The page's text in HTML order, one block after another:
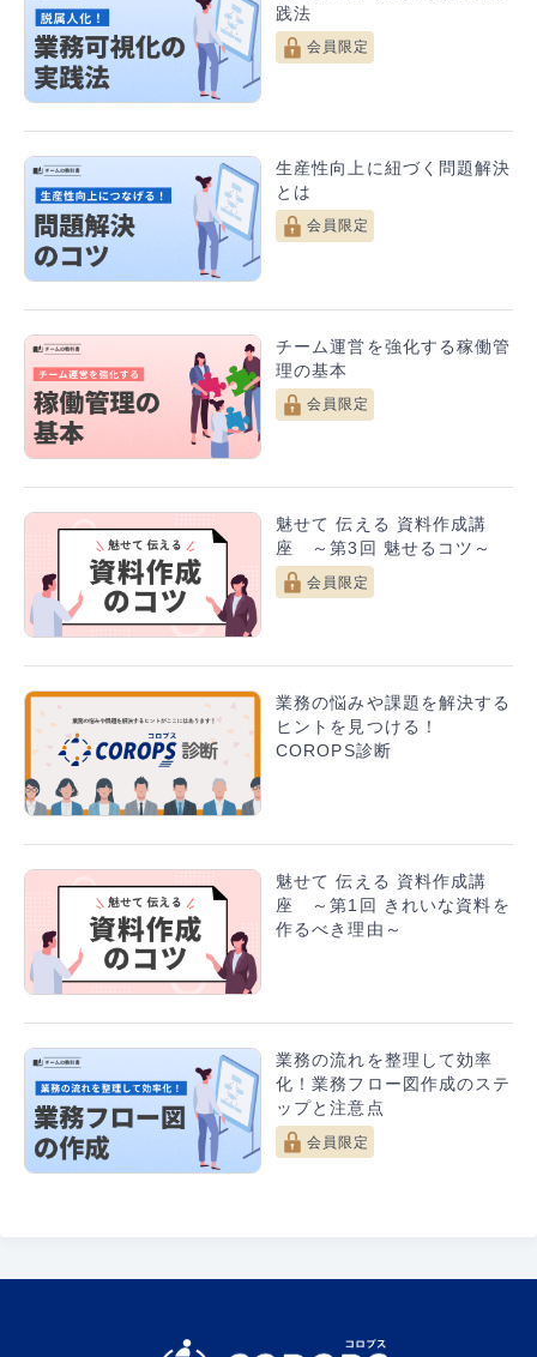
▶▶第1回 きれいな資料を作るべき理由 はこ
ちら
い、行動を促すことです。
しかし、情報が過多であったり、伝えたいポイントが散
乱している資料だと相手の理解を得ることは難しいで
す。
ではどのようなことに気を付ければ伝わる資料が作れる
ようになるのでしょうか？
▶▶第3回 魅せるコツ はこちら
資料を魅力的で効果的に伝えるためには、視覚的な工夫
が欠かせません。
特に情報を視覚的にわかりやすくするための図解や、テ
キストに強調をつけるテクニックは、プレゼンテーショ
践法
会員限定
生産性向上に紐づく問題解決
とは
会員限定
チーム運営を強化する稼働管
理の基本
会員限定
魅せて 伝える 資料作成講
座 ～第3回 魅せるコツ～
会員限定
業務の悩みや課題を解決する
ヒントを見つける！
COROPS診断
魅せて 伝える 資料作成講
座 ～第1回 きれいな資料を
作るべき理由～
業務の流れを整理して効率
化！業務フロー図作成のステ
ップと注意点
会員限定